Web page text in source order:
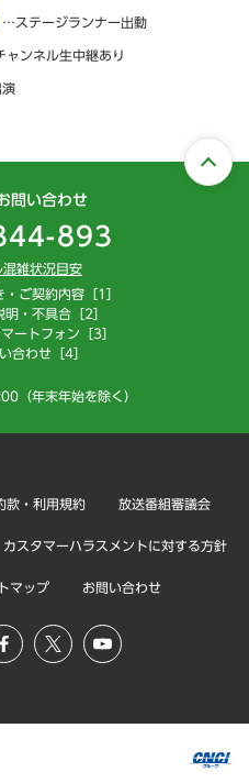
…ステージランナー出動
ンネル生中継あり
問い合わせ
893
混雑状況目安
ご契約内容［1］
・不具合［2］
ートフォン［3］
合わせ［4］
（年末年始を除く）
款・利用規約 放送番組審議会
カスタマーハラスメントに対する方針
マップ お問い合わせ